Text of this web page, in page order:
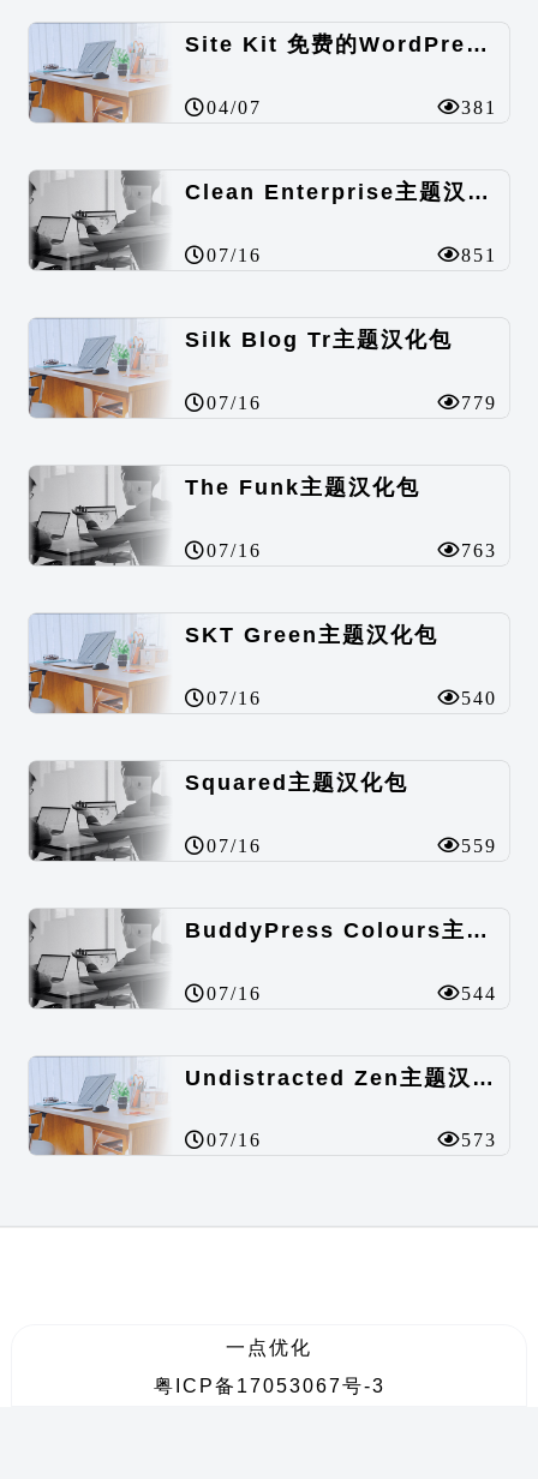
Site Kit 免费的WordPress数据统计插件
04/07 381
Clean Enterprise主题汉化包
07/16 851
Silk Blog Tr主题汉化包
07/16 779
The Funk主题汉化包
07/16 763
SKT Green主题汉化包
07/16 540
Squared主题汉化包
07/16 559
BuddyPress Colours主题汉化包
07/16 544
Undistracted Zen主题汉化包
07/16 573
一点优化
粤ICP备17053067号-3